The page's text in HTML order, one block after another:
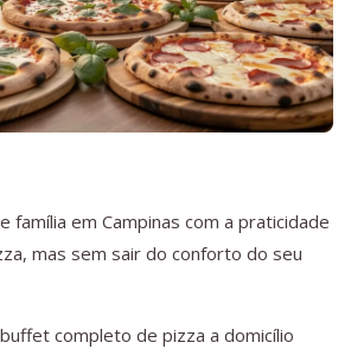
família em Campinas com a praticidade
mas sem sair do conforto do seu
completo de pizza a domicílio